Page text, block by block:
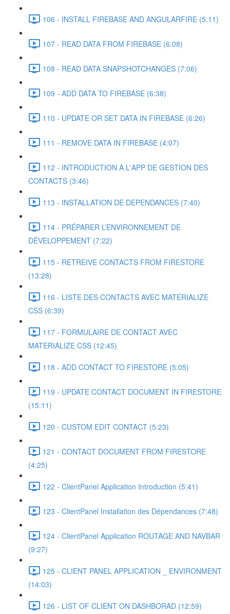
106 - INSTALL FIREBASE AND ANGULARFIRE (5:11)
107 - READ DATA FROM FIREBASE (6:08)
108 - READ DATA SNAPSHOTCHANGES (7:06)
109 - ADD DATA TO FIREBASE (6:38)
110 - UPDATE OR SET DATA IN FIREBASE (6:26)
111 - REMOVE DATA IN FIREBASE (4:07)
112 - INTRODUCTION A L'APP DE GESTION DES
CONTACTS (3:46)
113 - INSTALLATION DE DEPENDANCES (7:40)
114 - PRÉPARER L’ENVIRONNEMENT DE
DÉVELOPPEMENT (7:22)
115 - RETREIVE CONTACTS FROM FIRESTORE
(13:28)
116 - LISTE DES CONTACTS AVEC MATERIALIZE
CSS (6:39)
117 - FORMULAIRE DE CONTACT AVEC
MATERIALIZE CSS (12:45)
118 - ADD CONTACT TO FIRESTORE (5:05)
119 - UPDATE CONTACT DOCUMENT IN FIRESTORE
(15:11)
120 - CUSTOM EDIT CONTACT (5:23)
121 - CONTACT DOCUMENT FROM FIRESTORE
(4:25)
122 - ClientPanel Application Introduction (5:41)
123 - ClientPanel Installation des Dépendances (7:48)
124 - ClientPanel Application ROUTAGE AND NAVBAR
(9:27)
125 - CLIENT PANEL APPLICATION _ ENVIRONMENT
(14:03)
126 - LIST OF CLIENT ON DASHBORAD (12:59)